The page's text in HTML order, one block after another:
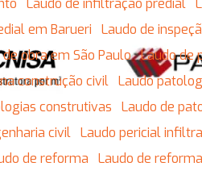
Laudo de infiltração predial
em Barueri
Laudo de
de obra em São Paulo
Laudo
construção civil
Laudo
construtivas
Laudo de
civil Laudo pericial
de reforma
Laudo de